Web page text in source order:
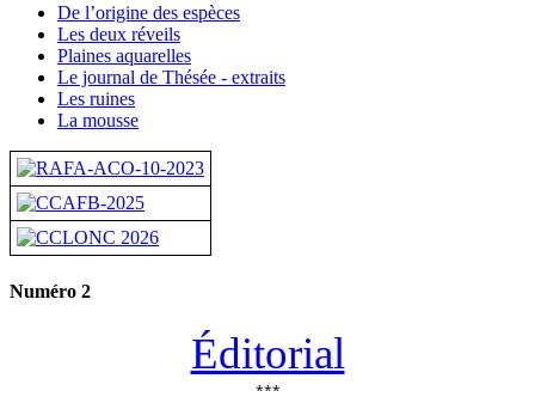
De l’origine des espèces
Les deux réveils
Plaines aquarelles
Le journal de Thésée - extraits
Les ruines
La mousse
Numéro 2
Éditorial
***